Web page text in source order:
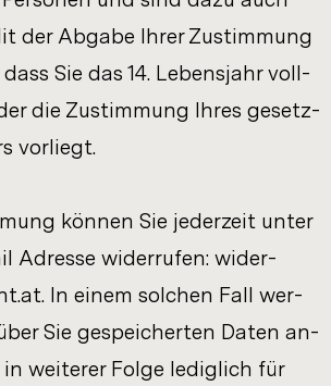
der Ab­ga­be Ihrer Zu­stim­mung
Sie das 14. Le­bens­jahr voll­
die Zu­stim­mung Ihres ge­setz­
vor­liegt.
kön­nen Sie je­der­zeit unter
Adres­se wi­der­ru­fen: wi­der­
In einem sol­chen Fall wer­
Sie ge­spei­cher­ten Daten an­
wei­te­rer Folge le­dig­lich für